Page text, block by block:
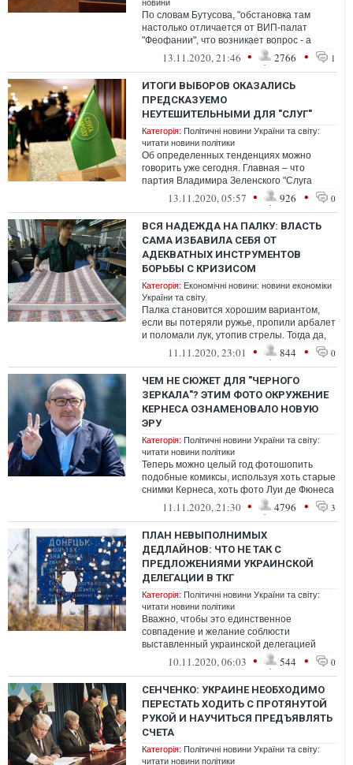
новини
По словам Бутусова, "обстановка там
настолько отличается от ВИП-палат
"Феофании", что возникает вопрос - а
почему солдат лечат не там, а в убитой
13.11.2020, 21:46 • 2766 • 1
ИТОГИ ВЫБОРОВ ОКАЗАЛИСЬ
ПРЕДСКАЗУЕМО
НЕУТЕШИТЕЛЬНЫМИ ДЛЯ "СЛУГ"
Категорія: Політичні новини України та світу:
читати новини політики
Об определенных тенденциях можно
говорить уже сегодня. Главная – что
партия Владимира Зеленского "Слуга
народа" перестала быть "партией власти"
13.11.2020, 05:57 • 926 • 0
ВСЯ НАДЕЖДА НА ПАЛКУ: ВЛАСТЬ
САМА ИЗБАВИЛА СЕБЯ ОТ
АДЕКВАТНЫХ ИНСТРУМЕНТОВ
БОРЬБЫ С КРИЗИСОМ
Категорія: Економічні новини: новини економіки
України та світу.
Палка становится хорошим вариантом,
если вы потеряли ружье, пропили арбалет
и поломали лук, утопив стрелы. Тогда да,
палка уже хороший вариант
11.11.2020, 23:01 • 844 • 0
ЧЕМ НЕ СЮЖЕТ ДЛЯ "ЧЕРНОГО
ЗЕРКАЛА"? ЭТИМ ФОТО ОКРУЖЕНИЕ
КЕРНЕСА ОЗНАМЕНОВАЛО НОВУЮ
ЭРУ
Категорія: Політичні новини України та світу:
читати новини політики
Теперь можно целый год фотошопить
подобные комиксы, используя хоть старые
снимки Кернеса, хоть фото Луи де Фюнеса
и управлять городом от имени недеесп...
11.11.2020, 21:30 • 4796 • 3
ПЛАН НЕВЫПОЛНИМЫХ
ДЕДЛАЙНОВ: ЧТО НЕ ТАК С
ПРЕДЛОЖЕНИЯМИ УКРАИНСКОЙ
ДЕЛЕГАЦИИ В ТКГ
Категорія: Політичні новини України та світу:
читати новини політики
Вважно, чтобы это единственное
совпадение и желание соблюсти
выставленный украинской делегацией
дедлайн не победило здравый смысл и не
10.11.2020, 06:03 • 544 • 0
СЕНЧЕНКО: УКРАИНЕ НЕОБХОДИМО
ПЕРЕСТАТЬ ХОДИТЬ С ПРОТЯНУТОЙ
РУКОЙ И НАУЧИТЬСЯ ПРЕДЪЯВЛЯТЬ
СЧЕТА
Категорія: Політичні новини України та світу:
читати новини політики